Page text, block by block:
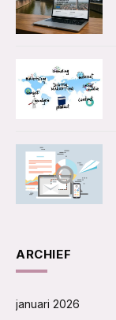
ARCHIEF
januari 2026